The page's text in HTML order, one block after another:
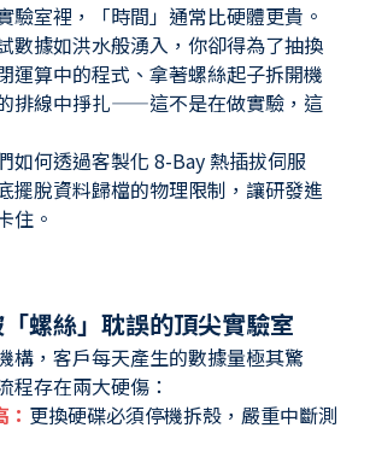
驗室裡，「時間」通常比硬體更貴。
數據如洪水般湧入，你卻得為了抽換
運算中的程式、拿著螺絲起子拆開機
排線中掙扎——這不是在做實驗，這
如何透過客製化 8-Bay 熱插拔伺服
擺脫資料歸檔的物理限制，讓研發進
住。
螺絲」耽誤的頂尖實驗室
構，客戶每天產生的數據量極其驚
程存在兩大硬傷：
更換硬碟必須停機拆殼，嚴重中斷測